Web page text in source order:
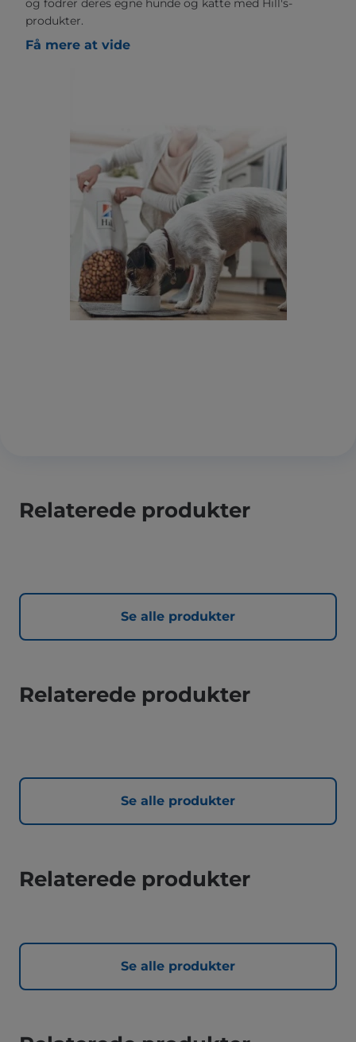
og fodrer deres egne hunde og katte med Hill's-
produkter.
Få mere at vide
Relaterede produkter
Se alle produkter
Relaterede produkter
Se alle produkter
Relaterede produkter
Se alle produkter